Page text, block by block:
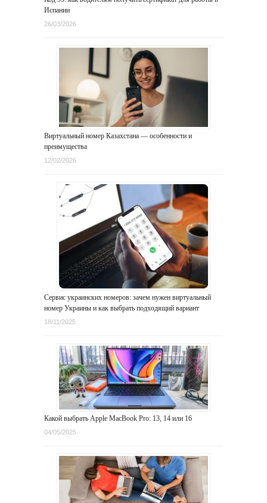
Испании
26/03/2026
Виртуальный номер Казахстана — особенности и
преимущества
12/02/2026
Сервис украинских номеров: зачем нужен виртуальный
номер Украины и как выбрать подходящий вариант
18/11/2025
Какой выбрать Apple MacBook Pro: 13, 14 или 16
04/05/2025